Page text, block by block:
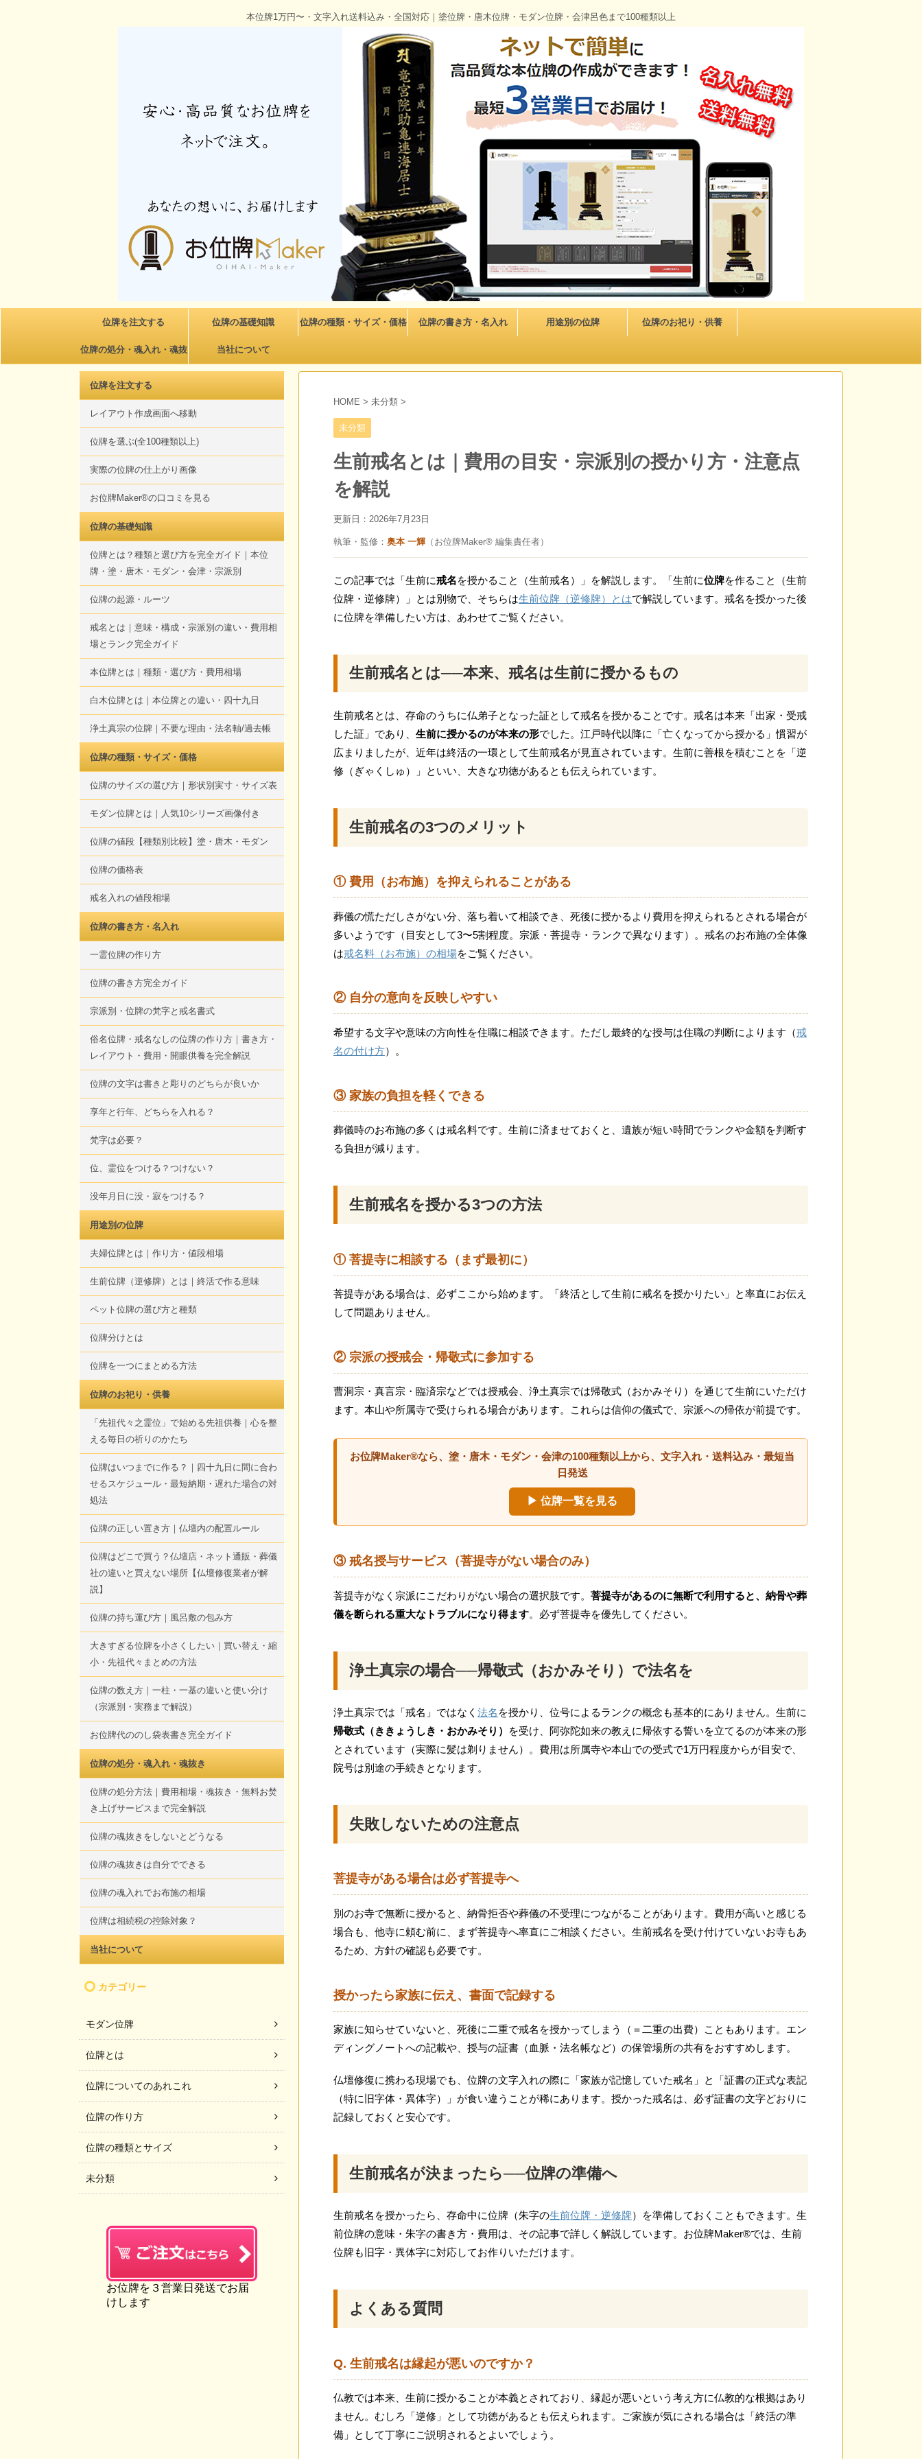
本位牌1万円〜・文字入れ送料込み・全国対応｜塗位牌・唐木位牌・モダン位牌・会津呂色まで100種類以上
位牌を注文する 位牌の基礎知識 位牌の種類・サイズ・価格 位牌の書き方・名入れ 用途別の位牌 位牌のお祀り・供養
位牌の処分・魂入れ・魂抜 当社について
HOME > 未分類 >
未分類
生前戒名とは｜費用の目安・宗派別の授かり方・注意点
を解説
更新日： 2026年7月23日
執筆・監修： 奥本 一輝 （お位牌Maker® 編集責任者）
この記事では「生前に戒名を授かること（生前戒名）」を解説します。「生前に位牌を作ること（生前
位牌・逆修牌）」とは別物で、そちらは生前位牌（逆修牌）とはで解説しています。戒名を授かった後
に位牌を準備したい方は、あわせてご覧ください。
生前戒名とは──本来、戒名は生前に授かるもの
生前戒名とは、存命のうちに仏弟子となった証として戒名を授かることです。戒名は本来「出家・受戒
した証」であり、 生前に授かるのが本来の形でした。江戸時代以降に「亡くなってから授かる」慣習が
広まりましたが、近年は終活の一環として生前戒名が見直されています。生前に善根を積むことを「逆
修（ぎゃくしゅ）」といい、大きな功徳があるとも伝えられています。
生前戒名の3つのメリット
① 費用（お布施）を抑えられることがある
葬儀の慌ただしさがない分、落ち着いて相談でき、死後に授かるより費用を抑えられるとされる場合が
多いようです（目安として3〜5割程度。宗派・菩提寺・ランクで異なります）。戒名のお布施の全体像
は戒名料（お布施）の相場をご覧ください。
② 自分の意向を反映しやすい
希望する文字や意味の方向性を住職に相談できます。ただし最終的な授与は住職の判断によります（戒
名の付け方）。
③ 家族の負担を軽くできる
葬儀時のお布施の多くは戒名料です。生前に済ませておくと、遺族が短い時間でランクや金額を判断す
る負担が減ります。
生前戒名を授かる3つの方法
① 菩提寺に相談する（まず最初に）
菩提寺がある場合は、必ずここから始めます。「終活として生前に戒名を授かりたい」と率直にお伝え
して問題ありません。
② 宗派の授戒会・帰敬式に参加する
曹洞宗・真言宗・臨済宗などでは授戒会、浄土真宗では帰敬式（おかみそり）を通じて生前にいただけ
ます。本山や所属寺で受けられる場合があります。これらは信仰の儀式で、宗派への帰依が前提です。
お位牌Maker®なら、塗・唐木・モダン・会津の100種類以上から、文字入れ・送料込み・最短当
日発送
▶ 位牌一覧を見る
③ 戒名授与サービス（菩提寺がない場合のみ）
菩提寺がなく宗派にこだわりがない場合の選択肢です。 菩提寺があるのに無断で利用すると、納骨や葬
儀を断られる重大なトラブルになり得ます。必ず菩提寺を優先してください。
浄土真宗の場合──帰敬式（おかみそり）で法名を
浄土真宗では「戒名」ではなく 法名 を授かり、位号によるランクの概念も基本的にありません。生前に
帰敬式（ききょうしき・おかみそり）
を受け、阿弥陀如来の教えに帰依する誓いを立てるのが本来の形
とされています（実際に髪は剃りません）。費用は所属寺や本山での受式で1万円程度からが目安で、
院号は別途の手続きとなります。
失敗しないための注意点
菩提寺がある場合は必ず菩提寺へ
別のお寺で無断に授かると、納骨拒否や葬儀の不受理につながることがあります。費用が高いと感じる
場合も、他寺に頼む前に、まず菩提寺へ率直にご相談ください。生前戒名を受け付けていないお寺もあ
るため、方針の確認も必要です。
授かったら家族に伝え、書面で記録する
家族に知らせていないと、死後に二重で戒名を授かってしまう（＝二重の出費）こともあります。エン
ディングノートへの記載や、授与の証書（血脈・法名帳など）の保管場所の共有をおすすめします。
仏壇修復に携わる現場でも、位牌の文字入れの際に「家族が記憶していた戒名」と「証書の正式な表記
（特に旧字体・異体字）」が食い違うことが稀にあります。授かった戒名は、必ず証書の文字どおりに
記録しておくと安心です。
生前戒名が決まったら──位牌の準備へ
生前戒名を授かったら、存命中に位牌（朱字の生前位牌・逆修牌）を準備しておくこともできます。生
前位牌の意味・朱字の書き方・費用は、その記事で詳しく解説しています。お位牌Maker®では、生前
位牌も旧字・異体字に対応してお作りいただけます。
よくある質問
Q. 生前戒名は縁起が悪いのですか？
仏教では本来、生前に授かることが本義とされており、縁起が悪いという考え方に仏教的な根拠はあり
ません。むしろ「逆修」として功徳があるとも伝えられます。ご家族が気にされる場合は「終活の準
備」として丁寧にご説明されるとよいでしょう。
位牌を注文する
レイアウト作成画面へ移動
位牌を選ぶ(全100種類以上)
実際の位牌の仕上がり画像
お位牌Maker®の口コミを見る
位牌の基礎知識
位牌とは？種類と選び方を完全ガイド｜本位
牌・塗・唐木・モダン・会津・宗派別
位牌の起源・ルーツ
戒名とは｜意味・構成・宗派別の違い・費用相
場とランク完全ガイド
本位牌とは｜種類・選び方・費用相場
白木位牌とは｜本位牌との違い・四十九日
浄土真宗の位牌｜不要な理由・法名軸/過去帳
位牌の種類・サイズ・価格
位牌のサイズの選び方｜形状別実寸・サイズ表
モダン位牌とは｜人気10シリーズ画像付き
位牌の値段【種類別比較】塗・唐木・モダン
位牌の価格表
戒名入れの値段相場
位牌の書き方・名入れ
一霊位牌の作り方
位牌の書き方完全ガイド
宗派別・位牌の梵字と戒名書式
俗名位牌・戒名なしの位牌の作り方｜書き方・
レイアウト・費用・開眼供養を完全解説
位牌の文字は書きと彫りのどちらが良いか
享年と行年、どちらを入れる？
梵字は必要？
位、霊位をつける？つけない？
没年月日に没・寂をつける？
用途別の位牌
夫婦位牌とは｜作り方・値段相場
生前位牌（逆修牌）とは｜終活で作る意味
ペット位牌の選び方と種類
位牌分けとは
位牌を一つにまとめる方法
位牌のお祀り・供養
「先祖代々之霊位」で始める先祖供養｜心を整
える毎日の祈りのかたち
位牌はいつまでに作る？｜四十九日に間に合わ
せるスケジュール・最短納期・遅れた場合の対
処法
位牌の正しい置き方｜仏壇内の配置ルール
位牌はどこで買う？仏壇店・ネット通販・葬儀
社の違いと買えない場所【仏壇修復業者が解
説】
位牌の持ち運び方｜風呂敷の包み方
大きすぎる位牌を小さくしたい｜買い替え・縮
小・先祖代々まとめの方法
位牌の数え方｜一柱・一基の違いと使い分け
（宗派別・実務まで解説）
お位牌代ののし袋表書き完全ガイド
位牌の処分・魂入れ・魂抜き
位牌の処分方法｜費用相場・魂抜き・無料お焚
き上げサービスまで完全解説
位牌の魂抜きをしないとどうなる
位牌の魂抜きは自分でできる
位牌の魂入れでお布施の相場
位牌は相続税の控除対象？
当社について
カテゴリー
モダン位牌
位牌とは
位牌についてのあれこれ
位牌の作り方
位牌の種類とサイズ
未分類
お位牌を３営業日発送でお届
けします